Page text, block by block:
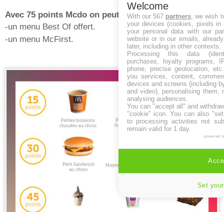
Avec 75 points Mcdo on peut avoir :
-un menu Best Of offert.
-un menu McFirst.
Welcome
With our 567 partners, we wish
your devices (cookies, pixels
your personal data with our
website or in our emails,
later, including in other contexts.
Processing this data
purchases, loyalty programs,
phone, precise geolocation,
you services, content,
devices and screens (including
and video), personalising them,
analysing audiences.
You can "accept all" and
"cookie" icon. You can also
to processing activities not
remain valid for 1 day.
powered
Set